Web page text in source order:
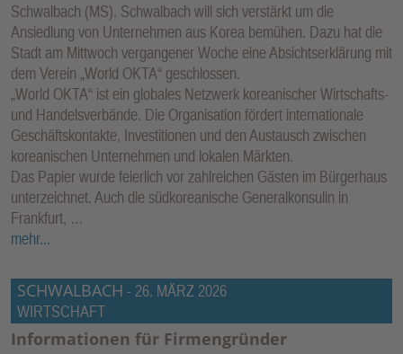
Schwalbach (MS). Schwalbach will sich verstärkt um die
Ansiedlung von Unternehmen aus Korea bemühen. Dazu hat die
Stadt am Mittwoch vergangener Woche eine Absichtserklärung mit
dem Verein „World OKTA“ geschlossen.
„World OKTA“ ist ein globales Netzwerk koreanischer Wirtschafts-
und Handelsverbände. Die Organisation fördert internationale
Geschäftskontakte, Investitionen und den Austausch zwischen
koreanischen Unternehmen und lokalen Märkten.
Das Papier wurde feierlich vor zahlreichen Gästen im Bürgerhaus
unterzeichnet. Auch die südkoreanische Generalkonsulin in
Frankfurt, …
mehr...
SCHWALBACH - 26. MÄRZ 2026
WIRTSCHAFT
Informationen für Firmengründer